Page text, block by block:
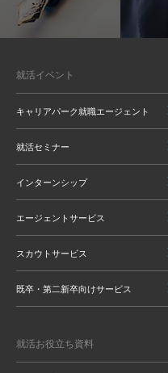
就活イベント
キャリアパーク就職エージェント
就活セミナー
インターンシップ
エージェントサービス
スカウトサービス
既卒・第二新卒向けサービス
就活お役立ち資料